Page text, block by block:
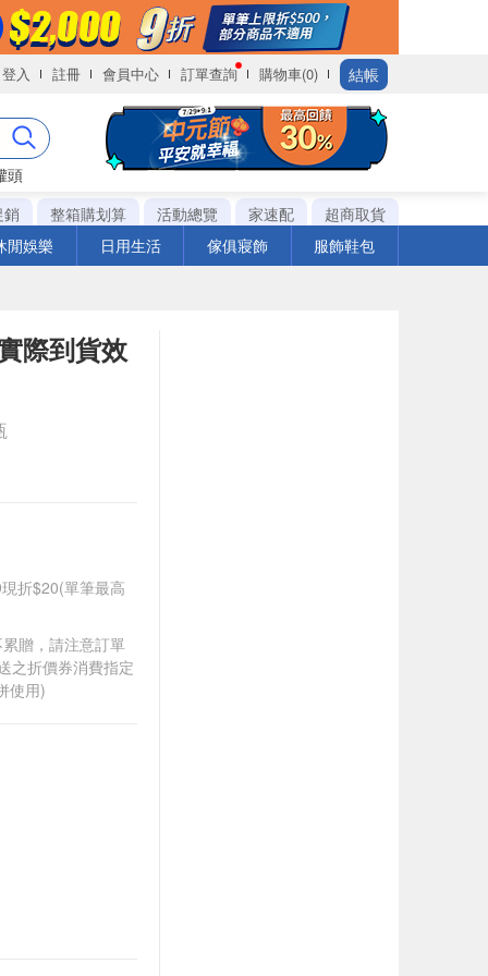
登入 註冊 會員中心 訂單查詢 購物車(0) 結帳
頭
銷
整箱購划算 活動總覽 家速配
超商取貨
閒娛樂
日用生活 傢俱寢飾 服飾鞋包
際到貨效
折$20(單筆最高
贈，請注意訂單
之折價券消費指定
使用)